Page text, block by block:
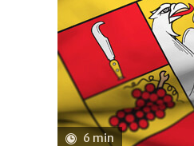
6 min